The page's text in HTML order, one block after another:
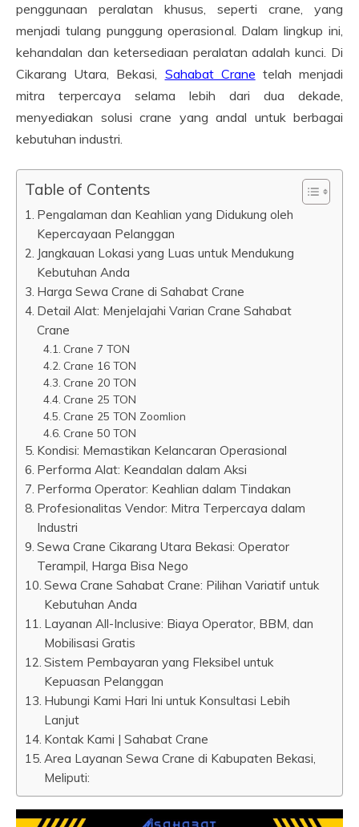
penggunaan peralatan khusus, seperti crane, yang
menjadi tulang punggung operasional. Dalam lingkup ini,
kehandalan dan ketersediaan peralatan adalah kunci. Di
Cikarang Utara, Bekasi, Sahabat Crane telah menjadi
mitra terpercaya selama lebih dari dua dekade,
menyediakan solusi crane yang andal untuk berbagai
kebutuhan industri.
Table of Contents
Pengalaman dan Keahlian yang Didukung oleh
Kepercayaan Pelanggan
Jangkauan Lokasi yang Luas untuk Mendukung
Kebutuhan Anda
Harga Sewa Crane di Sahabat Crane
Detail Alat: Menjelajahi Varian Crane Sahabat
Crane
Crane 7 TON
Crane 16 TON
Crane 20 TON
Crane 25 TON
Crane 25 TON Zoomlion
Crane 50 TON
Kondisi: Memastikan Kelancaran Operasional
Performa Alat: Keandalan dalam Aksi
Performa Operator: Keahlian dalam Tindakan
Profesionalitas Vendor: Mitra Terpercaya dalam
Industri
Sewa Crane Cikarang Utara Bekasi: Operator
Terampil, Harga Bisa Nego
Sewa Crane Sahabat Crane: Pilihan Variatif untuk
Kebutuhan Anda
Layanan All-Inclusive: Biaya Operator, BBM, dan
Mobilisasi Gratis
Sistem Pembayaran yang Fleksibel untuk
Kepuasan Pelanggan
Hubungi Kami Hari Ini untuk Konsultasi Lebih
Lanjut
Kontak Kami | Sahabat Crane
Area Layanan Sewa Crane di Kabupaten Bekasi,
Meliputi: